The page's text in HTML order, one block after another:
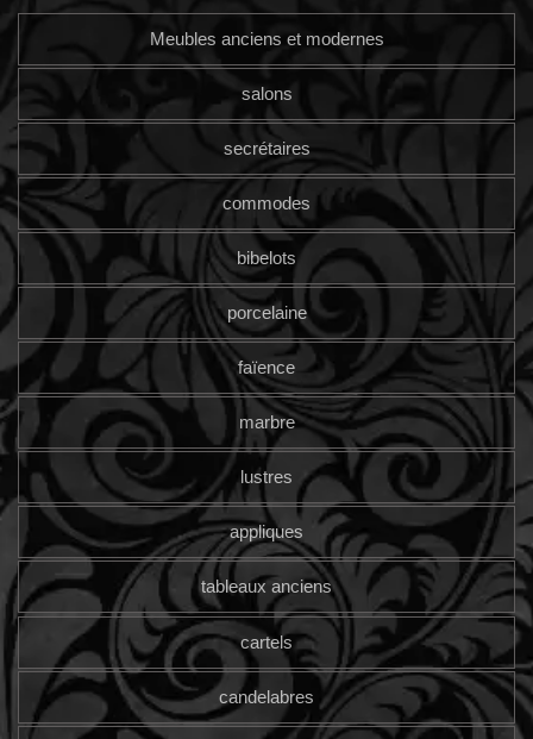
Meubles anciens et modernes
salons
secrétaires
commodes
bibelots
porcelaine
faïence
marbre
lustres
appliques
tableaux anciens
cartels
candelabres